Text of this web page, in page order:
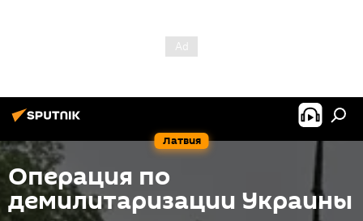
Латвия
Операция по
демилитаризации Украины